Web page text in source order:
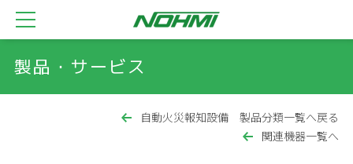
製品・サービス
自動火災報知設備 製品分類一覧へ戻る
関連機器一覧へ